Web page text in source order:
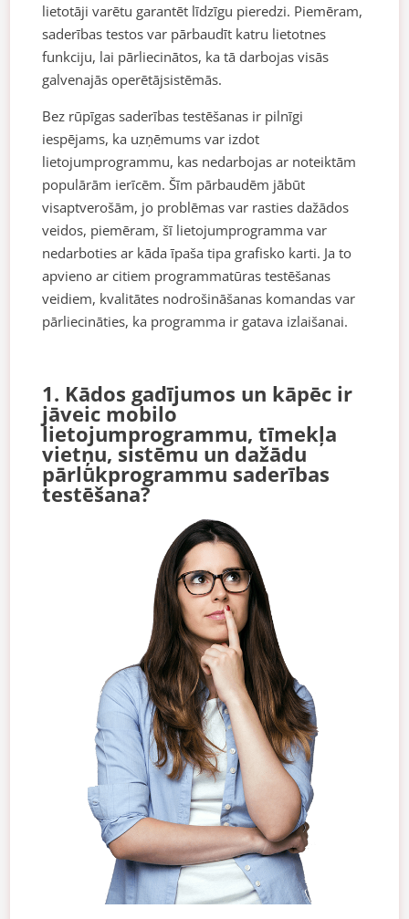
lietotāji varētu garantēt līdzīgu pieredzi. Piemēram,
saderības testos var pārbaudīt katru lietotnes
funkciju, lai pārliecinātos, ka tā darbojas visās
galvenajās operētājsistēmās.
Bez rūpīgas saderības testēšanas ir pilnīgi
iespējams, ka uzņēmums var izdot
lietojumprogrammu, kas nedarbojas ar noteiktām
populārām ierīcēm. Šīm pārbaudēm jābūt
visaptverošām, jo problēmas var rasties dažādos
veidos, piemēram, šī lietojumprogramma var
nedarboties ar kāda īpaša tipa grafisko karti. Ja to
apvieno ar citiem programmatūras testēšanas
veidiem, kvalitātes nodrošināšanas komandas var
pārliecināties, ka programma ir gatava izlaišanai.
1. Kādos gadījumos un kāpēc ir
jāveic mobilo
lietojumprogrammu, tīmekļa
vietņu, sistēmu un dažādu
pārlūkprogrammu saderības
testēšana?